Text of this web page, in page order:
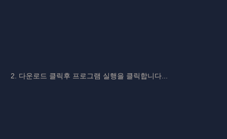
2. 다운로드 클릭후 프로그램 실행을 클릭합니다...